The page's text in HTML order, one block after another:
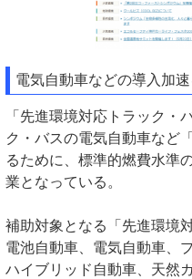
電気自動車などの導入加
「先進環境対応トラック・
ク・バスの電気自動車など
るために、標準的燃費水準
業となっている。
補助対象となる「先進環境
電池自動車、電気自動車、
ハイブリッド自動車、天然